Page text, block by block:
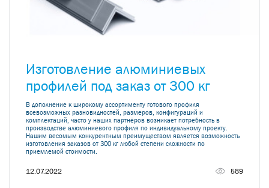
Изготовление алюминиевых
профилей под заказ от 300 кг
В дополнение к широкому ассортименту готового профиля
всевозможных разновидностей, размеров, конфигураций и
комплектаций, часто у наших партнёров возникает потребность в
производстве алюминиевого профиля по индивидуальному проекту.
Нашим весомым конкурентным преимуществом является возможность
изготовления заказов от 300 кг любой степени сложности по
приемлемой стоимости.
12.07.2022 589